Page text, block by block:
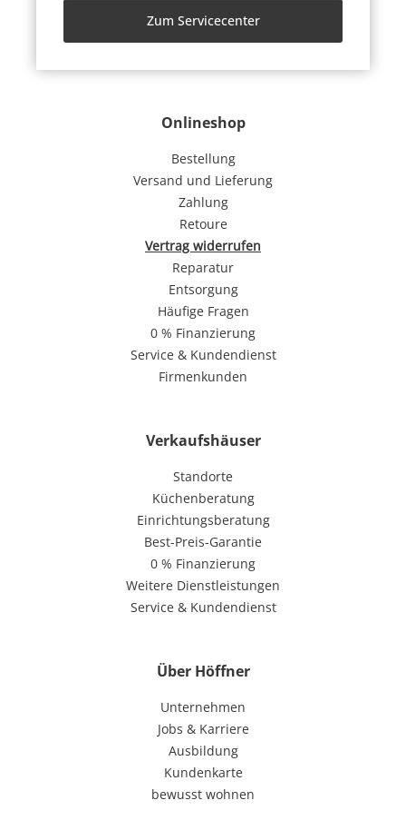
Onlineshop
Bestellung
Versand und Lieferung
Zahlung
Retoure
Vertrag widerrufen
Reparatur
Entsorgung
Häufige Fragen
0 % Finanzierung
Service & Kundendienst
Firmenkunden
Verkaufshäuser
Standorte
Küchenberatung
Einrichtungsberatung
Best-Preis-Garantie
0 % Finanzierung
Weitere Dienstleistungen
Service & Kundendienst
Über Höffner
Unternehmen
Jobs & Karriere
Ausbildung
Kundenkarte
bewusst wohnen
Zum Servicecenter